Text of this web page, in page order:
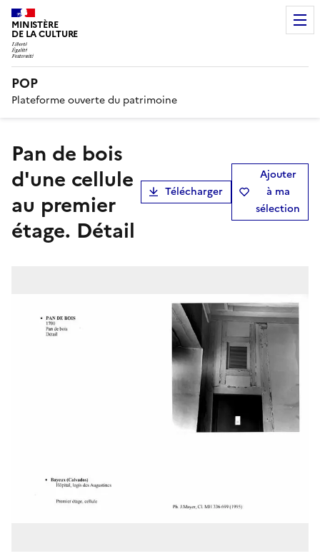
MINISTÈRE
DE LA CULTURE
POP
Plateforme ouverte du patrimoine
Pan de bois
d'une cellule
au premier
étage. Détail
Télécharger
Ajouter
à ma
sélection